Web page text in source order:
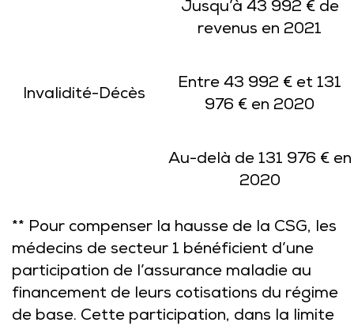
Invalidité-Décès
Jusqu’à 43 992 € de
revenus en 2021
Entre 43 992 € et 131
976 € en 2020
Au-delà de 131 976 € en
2020
** Pour compenser la hausse de la CSG, les
médecins de secteur 1 bénéficient d’une
participation de l’assurance maladie au
financement de leurs cotisations du régime
de base. Cette participation, dans la limite